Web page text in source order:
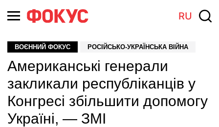
RU
ВОЄННИЙ ФОКУС РОСІЙСЬКО-УКРАЇНСЬКА ВІЙНА
Американські генерали
закликали республіканців у
Конгресі збільшити допомогу
Україні, — ЗМІ